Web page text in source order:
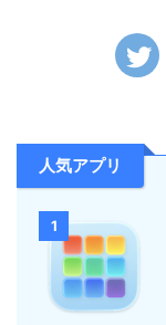
人気アプリ
1